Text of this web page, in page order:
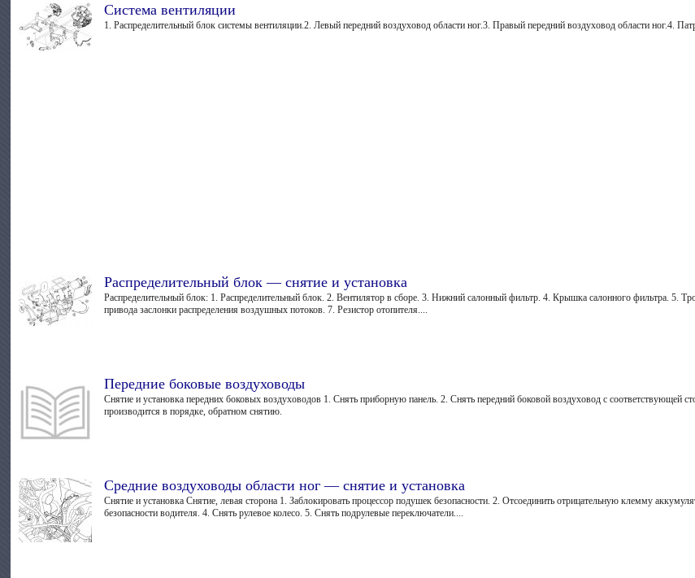
Система вентиляции
1. Распределительный блок системы вентиляции.2. Левый передний воздуховод области ног.3. Правый передний воздуховод области ног.4.
Распределительный блок — снятие и установка
Распределительный блок: 1. Распределительный блок. 2. Вентилятор в сборе. 3. Нижний салонный фильтр. 4. Крышка салонного фильтра. 5.
привода заслонки распределения воздушных потоков. 7. Резистор отопителя....
Передние боковые воздуховоды
Снятие и установка передних боковых воздуховодов 1. Снять приборную панель. 2. Снять передний боковой воздуховод с соответствующей
производится в порядке, обратном снятию.
Средние воздуховоды области ног — снятие и установка
Снятие и установка Снятие, левая сторона 1. Заблокировать процессор подушек безопасности. 2. Отсоединить отрицательную клемму
безопасности водителя. 4. Снять рулевое колесо. 5. Снять подрулевые переключатели....